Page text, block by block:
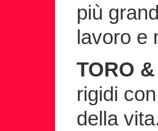
più
lavoro e
TORO
rigidi
della